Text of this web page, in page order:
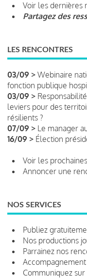
Voir les dernières
Partagez des
LES RENCONTRES
03/09 > Webinaire
fonction publique
03/09 >
leviers pour des
résilients ?
07/09 > Le manager
16/09 > Élection
Voir les
Annoncer une
NOS SERVICES
Publiez
Nos productions
Parrainez nos
Communiquez